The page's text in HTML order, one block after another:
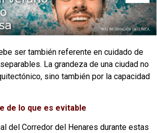
ser también referente en cuidado de
La grandeza de una ciudad no
sino también por la capacidad
de lo que es evitable
del Corredor del Henares durante estas